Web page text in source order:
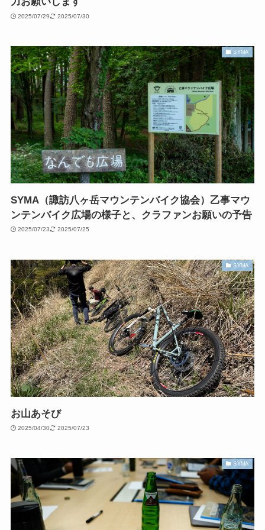
2025/07/29 2025/07/30
SYMA
SYMA（諏訪八ヶ岳マウンテンバイク協会）乙事マウ
ンテンバイク広場の様子と、クラファンお願いの予告
2025/07/23 2025/07/25
SYMA
お山あそび
2025/04/30 2025/07/23
SYMA